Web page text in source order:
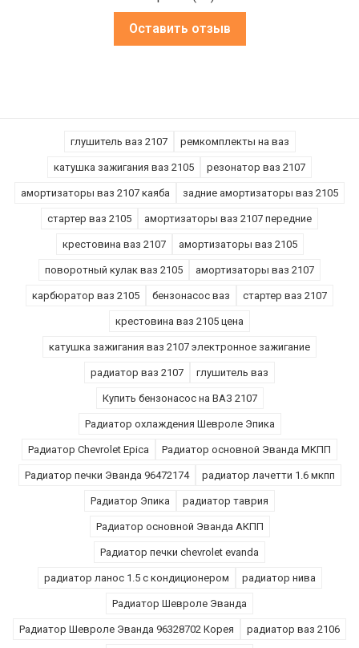
Оставить отзыв
глушитель ваз 2107 ремкомплекты на ваз
катушка зажигания ваз 2105 резонатор ваз 2107
амортизаторы ваз 2107 каяба задние амортизаторы ваз 2105
стартер ваз 2105 амортизаторы ваз 2107 передние
крестовина ваз 2107 амортизаторы ваз 2105
поворотный кулак ваз 2105 амортизаторы ваз 2107
карбюратор ваз 2105 бензонасос ваз стартер ваз 2107
крестовина ваз 2105 цена
катушка зажигания ваз 2107 электронное зажигание
радиатор ваз 2107 глушитель ваз
Купить бензонасос на ВАЗ 2107
Радиатор охлаждения Шевроле Эпика
Радиатор Chevrolet Epica Радиатор основной Эванда МКПП
Радиатор печки Эванда 96472174 радиатор лачетти 1.6 мкпп
Радиатор Эпика радиатор таврия
Радиатор основной Эванда АКПП
Радиатор печки chevrolet evanda
радиатор ланос 1.5 с кондиционером радиатор нива
Радиатор Шевроле Эванда
Радиатор Шевроле Эванда 96328702 Корея радиатор ваз 2106